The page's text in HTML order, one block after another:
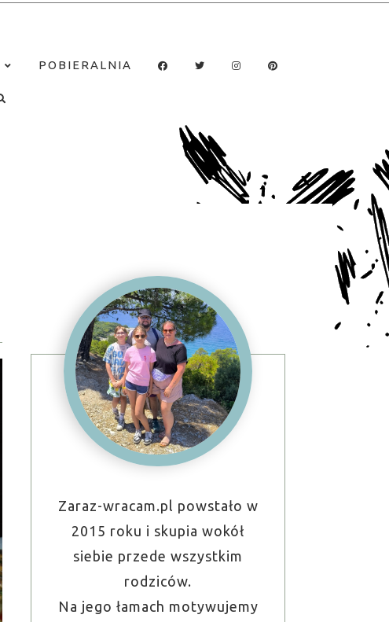
POBIERALNIA
Zaraz-wracam.pl powstało w
2015 roku i skupia wokół
siebie przede wszystkim
rodziców.
Na jego łamach motywujemy